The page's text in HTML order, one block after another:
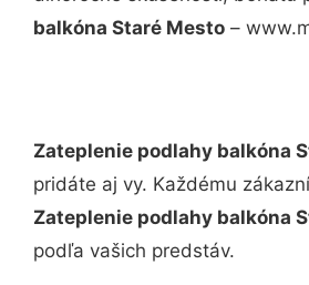
balkóna Staré Mesto –
Zateplenie podlahy balkóna
pridáte aj vy. Každému
Zateplenie podlahy balkóna
podľa vašich predstáv.